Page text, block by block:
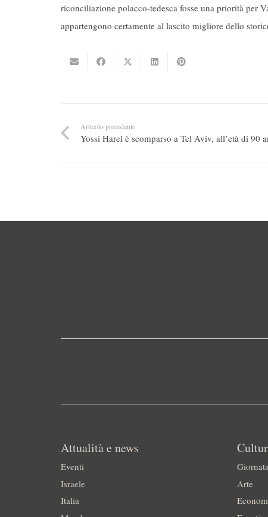
riconciliazione polacco-tedesca fosse una priorità per
appartengono certamente al lascito migliore dello
Articolo precedente
Yossi Harel è scomparso a Tel Aviv, all’età di 90
Attualità e news
Eventi
Israele
Italia
Arte